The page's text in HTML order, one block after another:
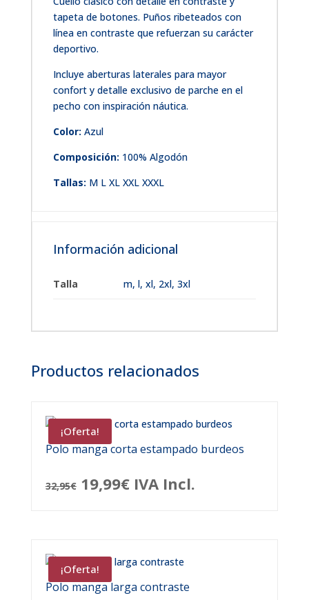
tapeta de botones. Puños ribeteados con
línea en contraste que refuerzan su carácter
deportivo.
Incluye aberturas laterales para mayor
confort y detalle exclusivo de parche en el
pecho con inspiración náutica.
Color: Azul
Composición: 100% Algodón
Tallas: M L XL XXL XXXL
Información adicional
Talla m, l, xl, 2xl, 3xl
Productos relacionados
¡Oferta!
Polo manga corta estampado burdeos
32,95€ El
era:
32,95€.
19,99€El
es:
19,99€.
IVA Incl.
¡Oferta!
Polo manga larga contraste